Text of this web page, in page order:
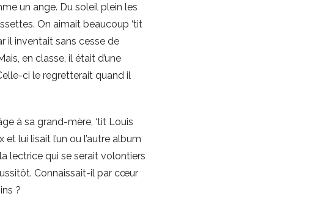
un ange. Du soleil plein les
On aimait beaucoup ‘tit
il inventait sans cesse de
en classe, il était d’une
ci le regretterait quand il
à sa grand-mère, ‘tit Louis
lui lisait l’un ou l’autre album
lectrice qui se serait volontiers
Connaissait-il par cœur
?